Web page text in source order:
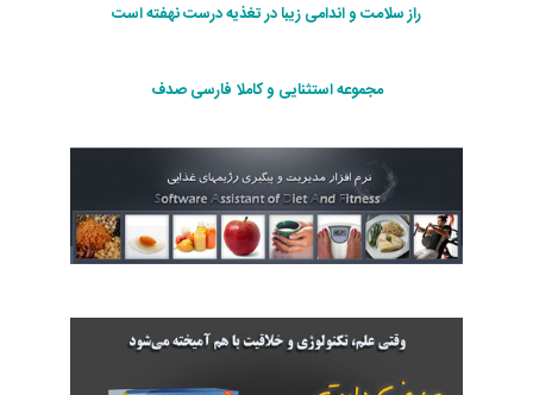
راز سلامت و اندامی زیبا در تغذیه درست نهفته است
مجموعه استثنایی و کاملا فارسی صدف